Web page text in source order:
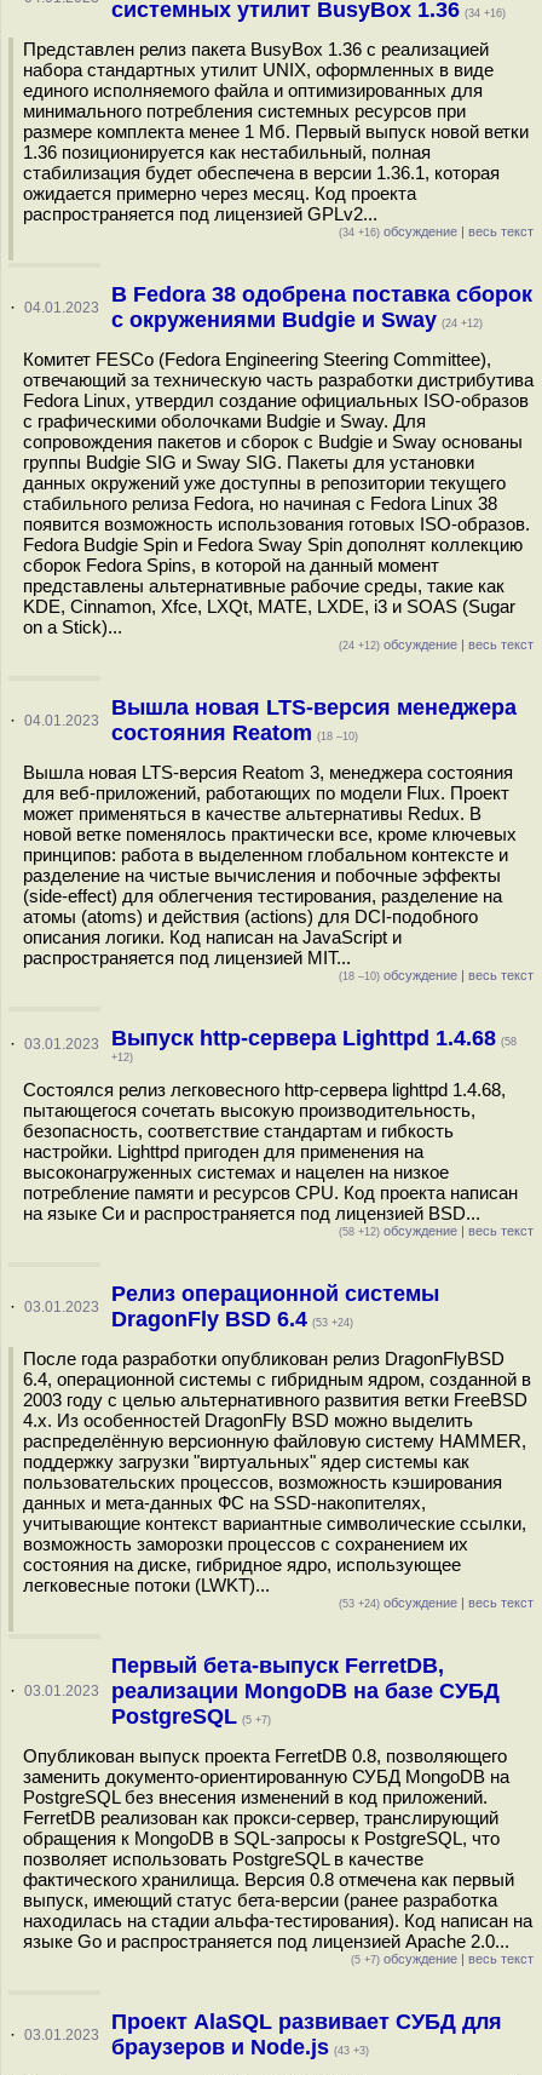
системных утилит BusyBox 1.36 (34 +16)
Представлен релиз пакета BusyBox 1.36 с реализацией
набора стандартных утилит UNIX, оформленных в виде
единого исполняемого файла и оптимизированных для
минимального потребления системных ресурсов при
размере комплекта менее 1 Мб. Первый выпуск новой ветки
1.36 позиционируется как нестабильный, полная
стабилизация будет обеспечена в версии 1.36.1, которая
ожидается примерно через месяц. Код проекта
распространяется под лицензией GPLv2...
(34 +16) обсуждение | весь текст
· 04.01.2023
В Fedora 38 одобрена поставка сборок
с окружениями Budgie и Sway (24 +12)
Комитет FESCo (Fedora Engineering Steering Committee),
отвечающий за техническую часть разработки дистрибутива
Fedora Linux, утвердил создание официальных ISO-образов
с графическими оболочками Budgie и Sway. Для
сопровождения пакетов и сборок с Budgie и Sway основаны
группы Budgie SIG и Sway SIG. Пакеты для установки
данных окружений уже доступны в репозитории текущего
стабильного релиза Fedora, но начиная с Fedora Linux 38
появится возможность использования готовых ISO-образов.
Fedora Budgie Spin и Fedora Sway Spin дополнят коллекцию
сборок Fedora Spins, в которой на данный момент
представлены альтернативные рабочие среды, такие как
KDE, Cinnamon, Xfce, LXQt, MATE, LXDE, i3 и SOAS (Sugar
on a Stick)...
(24 +12) обсуждение | весь текст
· 04.01.2023
Вышла новая LTS-версия менеджера
состояния Reatom (18 –10)
Вышла новая LTS-версия Reatom 3, менеджера состояния
для веб-приложений, работающих по модели Flux. Проект
может применяться в качестве альтернативы Redux. В
новой ветке поменялось практически все, кроме ключевых
принципов: работа в выделенном глобальном контексте и
разделение на чистые вычисления и побочные эффекты
(side-effect) для облегчения тестирования, разделение на
атомы (atoms) и действия (actions) для DCI-подобного
описания логики. Код написан на JavaScript и
распространяется под лицензией MIT...
(18 –10) обсуждение | весь текст
· 03.01.2023 Выпуск http-сервера Lighttpd 1.4.68 (58
+12)
Состоялся релиз легковесного http-сервера lighttpd 1.4.68,
пытающегося сочетать высокую производительность,
безопасность, соответствие стандартам и гибкость
настройки. Lighttpd пригоден для применения на
высоконагруженных системах и нацелен на низкое
потребление памяти и ресурсов CPU. Код проекта написан
на языке Си и распространяется под лицензией BSD...
(58 +12) обсуждение | весь текст
· 03.01.2023
Релиз операционной системы
DragonFly BSD 6.4 (53 +24)
После года разработки опубликован релиз DragonFlyBSD
6.4, операционной системы с гибридным ядром, созданной в
2003 году с целью альтернативного развития ветки FreeBSD
4.x. Из особенностей DragonFly BSD можно выделить
распределённую версионную файловую систему HAMMER,
поддержку загрузки "виртуальных" ядер системы как
пользовательских процессов, возможность кэширования
данных и мета-данных ФС на SSD-накопителях,
учитывающие контекст вариантные символические ссылки,
возможность заморозки процессов с сохранением их
состояния на диске, гибридное ядро, использующее
легковесные потоки (LWKT)...
(53 +24) обсуждение | весь текст
· 03.01.2023
Первый бета-выпуск FerretDB,
реализации MongoDB на базе СУБД
PostgreSQL (5 +7)
Опубликован выпуск проекта FerretDB 0.8, позволяющего
заменить документо-ориентированную СУБД MongoDB на
PostgreSQL без внесения изменений в код приложений.
FerretDB реализован как прокси-сервер, транслирующий
обращения к MongoDB в SQL-запросы к PostgreSQL, что
позволяет использовать PostgreSQL в качестве
фактического хранилища. Версия 0.8 отмечена как первый
выпуск, имеющий статус бета-версии (ранее разработка
находилась на стадии альфа-тестирования). Код написан на
языке Go и распространяется под лицензией Apache 2.0...
(5 +7) обсуждение | весь текст
· 03.01.2023
Проект AlaSQL развивает СУБД для
браузеров и Node.js (43 +3)